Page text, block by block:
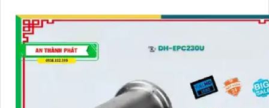
cắm thẻ nhớ Micro SD, IP không dây, tích hợp chức năng chống
chuyển động giả bằng motion detection và nhận dạng người